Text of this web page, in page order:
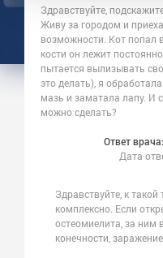
Здравствуйте,
Живу за городом и
возможности. Кот попал
кости он лежит
пытается вылизывать
это делать), я
мазь и заматала лапу. И
можно сделать?
Ответ
Дата
Здравствуйте, к
комплексно. Если
остеомиелита, за ним
конечности,